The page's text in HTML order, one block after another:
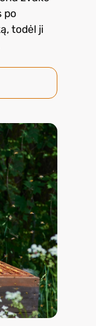
po
todėl ji